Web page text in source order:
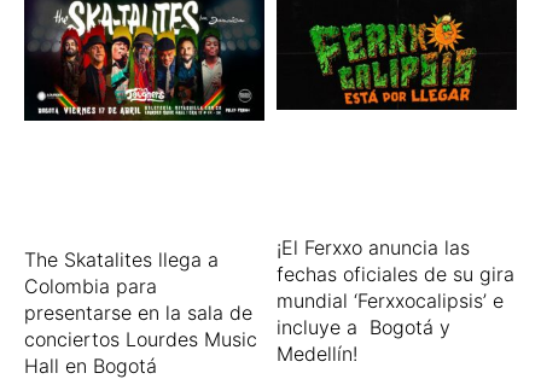
The Skatalites llega a
Colombia para
presentarse en la sala de
conciertos Lourdes Music
Hall en Bogotá
¡El Ferxxo anuncia las
fechas oficiales de su gira
mundial ‘Ferxxocalipsis’ e
incluye a Bogotá y
Medellín!